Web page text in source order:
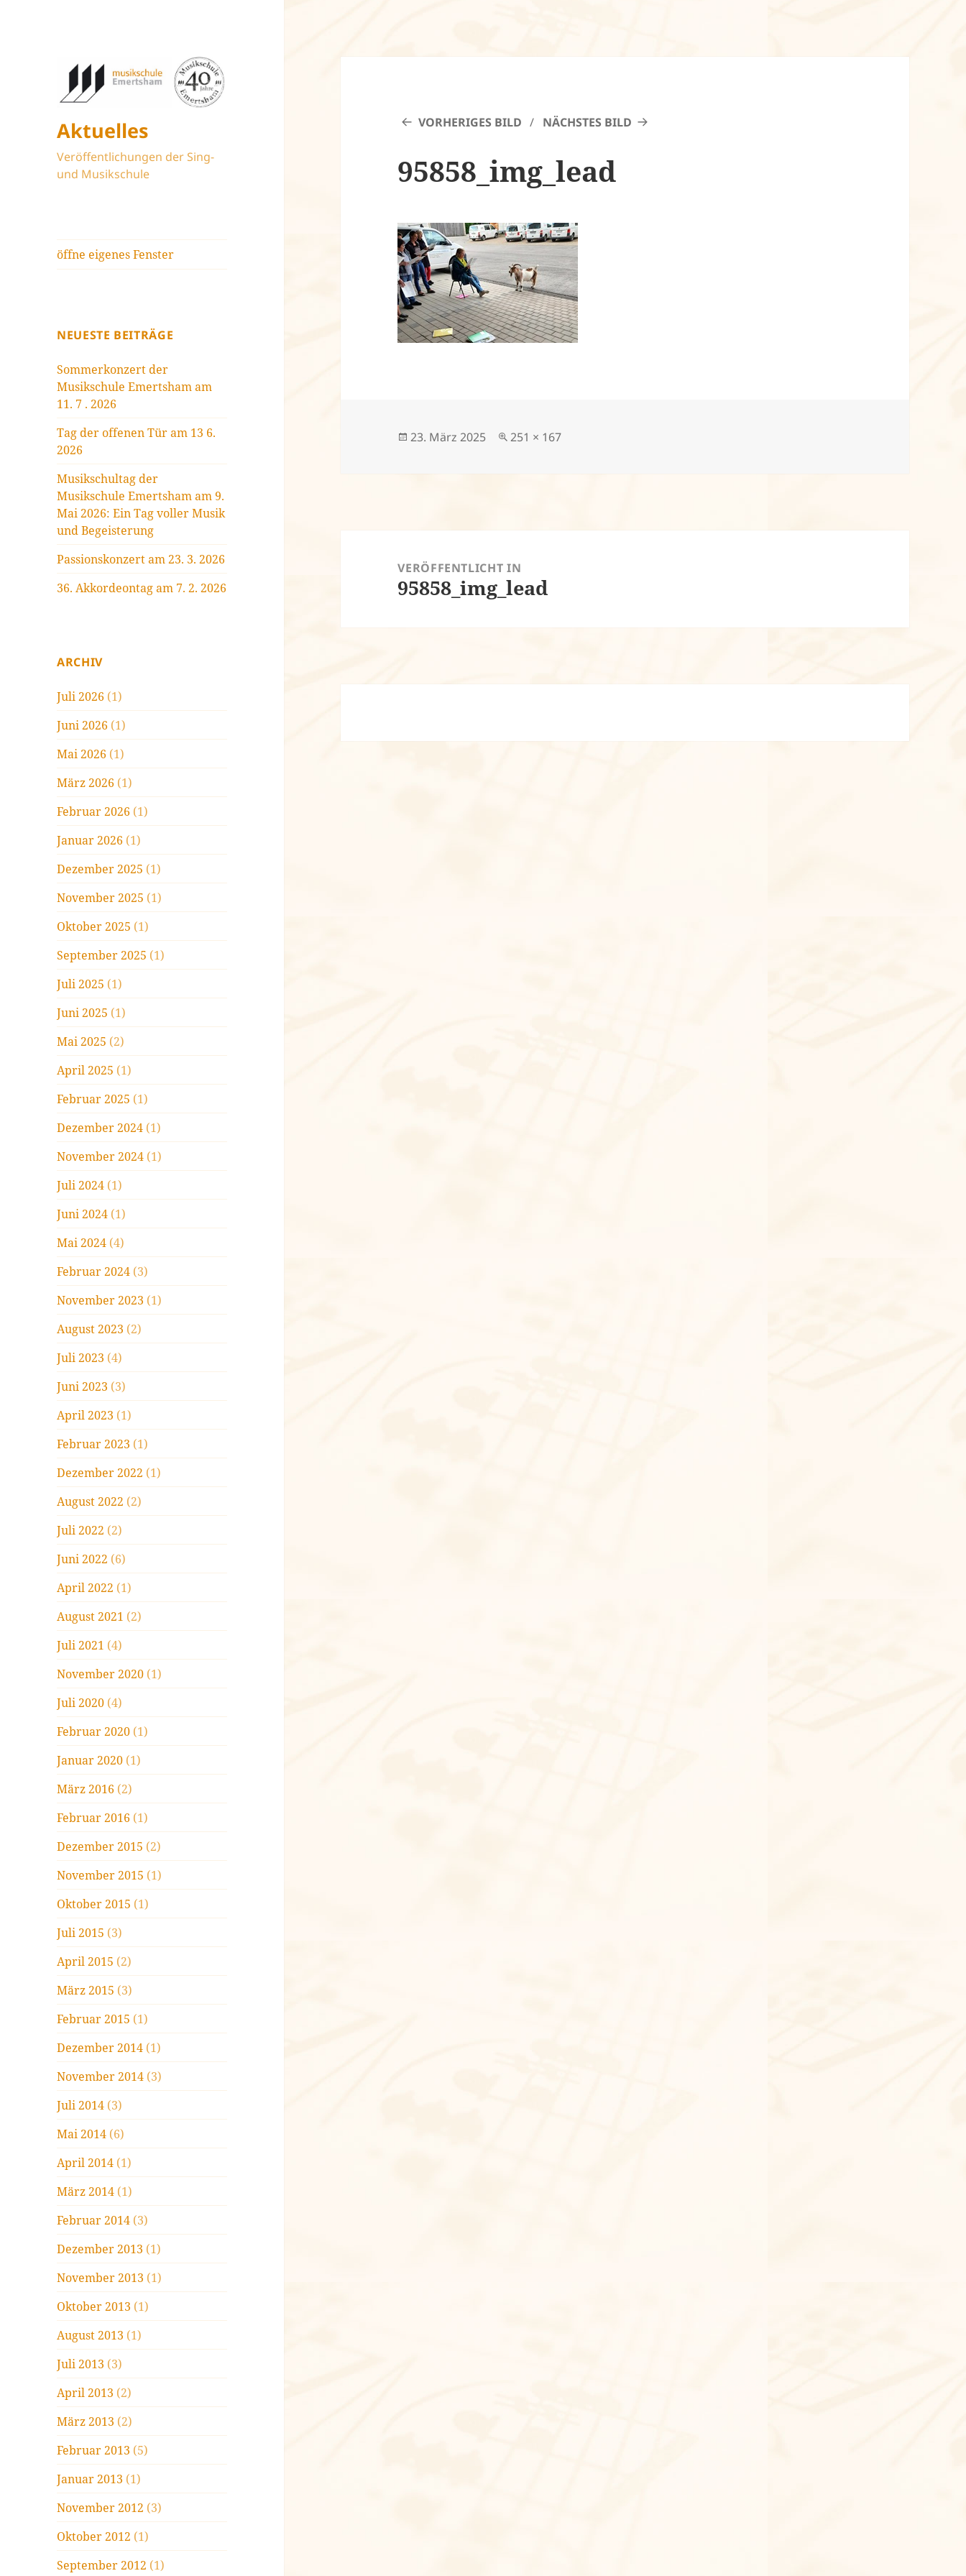
Aktuelles
Veröffentlichungen der Sing-
und Musikschule
öffne eigenes Fenster
NEUESTE BEITRÄGE
Sommerkonzert der
Musikschule Emertsham am
11. 7 . 2026
Tag der offenen Tür am 13 6.
2026
Musikschultag der
Musikschule Emertsham am 9.
Mai 2026: Ein Tag voller Musik
und Begeisterung
Passionskonzert am 23. 3. 2026
36. Akkordeontag am 7. 2. 2026
ARCHIV
Juli 2026 (1)
Juni 2026 (1)
Mai 2026 (1)
März 2026 (1)
Februar 2026 (1)
Januar 2026 (1)
Dezember 2025 (1)
November 2025 (1)
Oktober 2025 (1)
September 2025 (1)
Juli 2025 (1)
Juni 2025 (1)
Mai 2025 (2)
April 2025 (1)
Februar 2025 (1)
Dezember 2024 (1)
November 2024 (1)
Juli 2024 (1)
Juni 2024 (1)
Mai 2024 (4)
Februar 2024 (3)
November 2023 (1)
August 2023 (2)
Juli 2023 (4)
Juni 2023 (3)
April 2023 (1)
Februar 2023 (1)
Dezember 2022 (1)
August 2022 (2)
Juli 2022 (2)
Juni 2022 (6)
April 2022 (1)
August 2021 (2)
Juli 2021 (4)
November 2020 (1)
Juli 2020 (4)
Februar 2020 (1)
Januar 2020 (1)
März 2016 (2)
Februar 2016 (1)
Dezember 2015 (2)
November 2015 (1)
Oktober 2015 (1)
Juli 2015 (3)
April 2015 (2)
März 2015 (3)
Februar 2015 (1)
Dezember 2014 (1)
November 2014 (3)
Juli 2014 (3)
Mai 2014 (6)
April 2014 (1)
März 2014 (1)
Februar 2014 (3)
Dezember 2013 (1)
November 2013 (1)
Oktober 2013 (1)
August 2013 (1)
Juli 2013 (3)
April 2013 (2)
März 2013 (2)
Februar 2013 (5)
Januar 2013 (1)
November 2012 (3)
Oktober 2012 (1)
September 2012 (1)
VORHERIGES BILD NÄCHSTES BILD
95858_img_lead
Veröffentlicht
23. März 2025
Volle
251 × 167
VERÖFFENTLICHT IN
95858_img_lead